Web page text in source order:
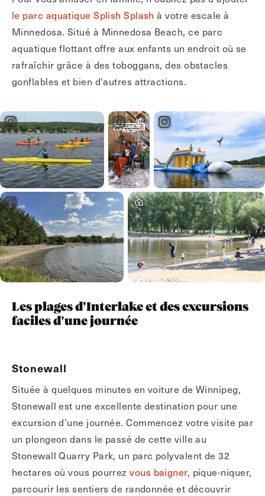
le parc aquatique Splish Splash à votre escale à
Minnedosa. Situé à Minnedosa Beach, ce parc
aquatique flottant offre aux enfants un endroit où se
rafraîchir grâce à des toboggans, des obstacles
gonflables et bien d'autres attractions.
Les plages d'Interlake et des excursions
faciles d'une journée
Stonewall
Située à quelques minutes en voiture de Winnipeg,
Stonewall est une excellente destination pour une
excursion d’une journée. Commencez votre visite par
un plongeon dans le passé de cette ville au
Stonewall Quarry Park, un parc polyvalent de 32
hectares où vous pourrezvous baigner, pique-niquer,
parcourir les sentiers de randonnée et découvrir